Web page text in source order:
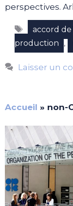
perspectives.
Étiquettes
accord de
production
,
Laisser un
Accueil » non-